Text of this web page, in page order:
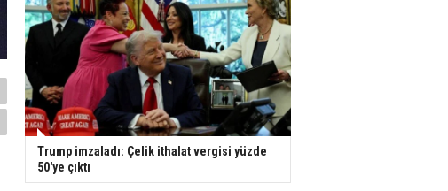
Trump imzaladı: Çelik ithalat vergisi yüzde
50'ye çıktı